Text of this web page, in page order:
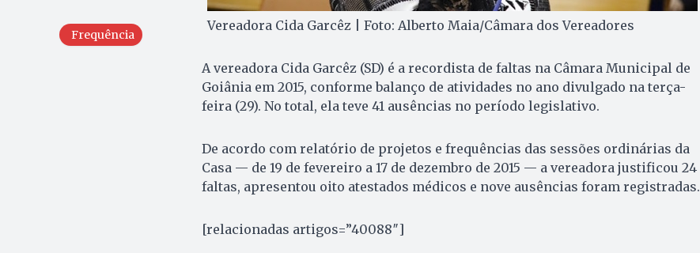
Frequência
Vereadora Cida Garcêz | Foto: Alberto Maia/Câmara dos Vereadores
A vereadora Cida Garcêz (SD) é a recordista de faltas na Câmara Municipal de
Goiânia em 2015, conforme balanço de atividades no ano divulgado na terça-
feira (29). No total, ela teve 41 ausências no período legislativo.
De acordo com relatório de projetos e frequências das sessões ordinárias da
Casa — de 19 de fevereiro a 17 de dezembro de 2015 — a vereadora justificou 24
faltas, apresentou oito atestados médicos e nove ausências foram registradas.
[relacionadas artigos=”40088″]